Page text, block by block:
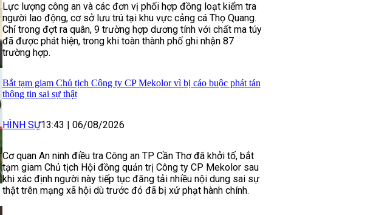
Lực lượng công an và các đơn vị phối hợp đồng loạt kiểm tra
người lao động, cơ sở lưu trú tại khu vực cảng cá Thọ Quang.
Chỉ trong đợt ra quân, 9 trường hợp dương tính với chất ma túy
đã được phát hiện, trong khi toàn thành phố ghi nhận 87
trường hợp.
Bắt tạm giam Chủ tịch Công ty CP Mekolor vì bị cáo buộc phát tán
thông tin sai sự thật
HÌNH SỰ13:43 06/08/2026
Cơ quan An ninh điều tra Công an TP Cần Thơ đã khởi tố, bắt
tạm giam Chủ tịch Hội đồng quản trị Công ty CP Mekolor sau
khi xác định người này tiếp tục đăng tải nhiều nội dung sai sự
thật trên mạng xã hội dù trước đó đã bị xử phạt hành chính.